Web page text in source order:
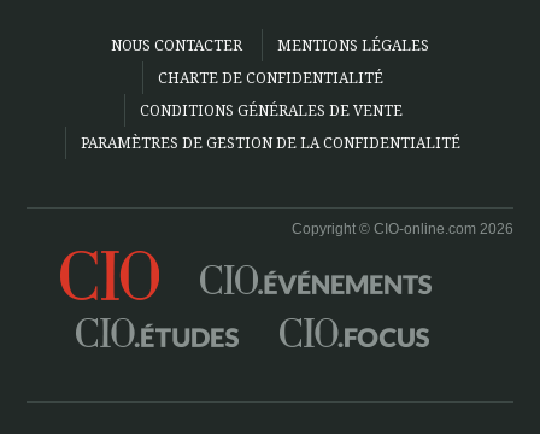
NOUS CONTACTER
MENTIONS LÉGALES
CHARTE DE CONFIDENTIALITÉ
CONDITIONS GÉNÉRALES DE VENTE
PARAMÈTRES DE GESTION DE LA CONFIDENTIALITÉ
Copyright © CIO-online.com 2026